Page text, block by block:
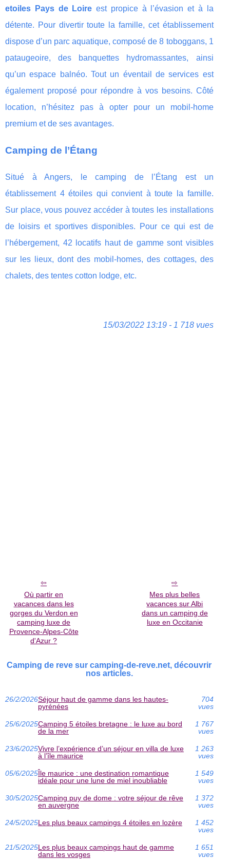
etoiles Pays de Loire est propice à l’évasion et à la
détente. Pour divertir toute la famille, cet établissement
dispose d’un parc aquatique, composé de 8 toboggans, 1
pataugeoire, des banquettes hydromassantes, ainsi
qu’un espace balnéo. Tout un éventail de services est
également proposé pour répondre à vos besoins. Côté
location, n’hésitez pas à opter pour un mobil-home
premium et de ses avantages.
Camping de l’Étang
Situé à Angers, le camping de l’Étang est un
établissement 4 étoiles qui convient à toute la famille.
Sur place, vous pouvez accéder à toutes les installations
de loisirs et sportives disponibles. Pour ce qui est de
l’hébergement, 42 locatifs haut de gamme sont visibles
sur les lieux, dont des mobil-homes, des cottages, des
chalets, des tentes cotton lodge, etc.
15/03/2022 13:19 - 1 718 vues
Où partir en
vacances dans les
gorges du Verdon en
camping luxe de
Provence-Alpes-Côte
d'Azur ?
Mes plus belles
vacances sur Albi
dans un camping de
luxe en Occitanie
Camping de reve sur camping-de-reve.net, découvrir
nos articles.
26/2/2026Séjour haut de gamme dans les hautes-
pyrénées
704
vues
25/6/2025Camping 5 étoiles bretagne : le luxe au bord
de la mer
1 767
vues
23/6/2025Vivre l’expérience d’un séjour en villa de luxe
à l’île maurice
1 263
vues
05/6/2025Île maurice : une destination romantique
idéale pour une lune de miel inoubliable
1 549
vues
30/5/2025Camping puy de dome : votre séjour de rêve
en auvergne
1 372
vues
24/5/2025Les plus beaux campings 4 étoiles en lozère
1 452
vues
21/5/2025Les plus beaux campings haut de gamme
dans les vosges
1 651
vues